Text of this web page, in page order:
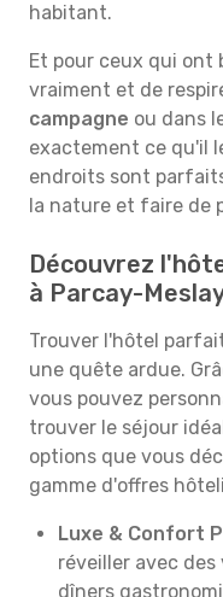
habitant.
Et pour ceux qui ont
vraiment et de
campagne ou dans
exactement ce qu'il
endroits sont
la nature et faire de
Découvrez
à Parcay-
Trouver l'hôtel
une quête ardue.
vous pouvez
trouver le séjour
options que vous
gamme d'offres
Luxe & Confort
réveiller avec des
dîners